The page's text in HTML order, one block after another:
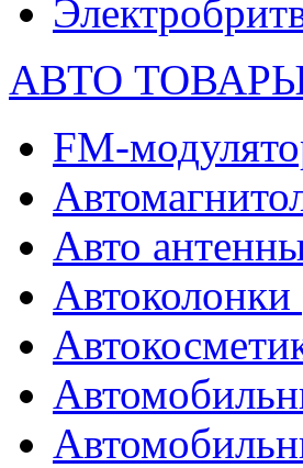
АВТО
FM-
Авто
Автоколонки